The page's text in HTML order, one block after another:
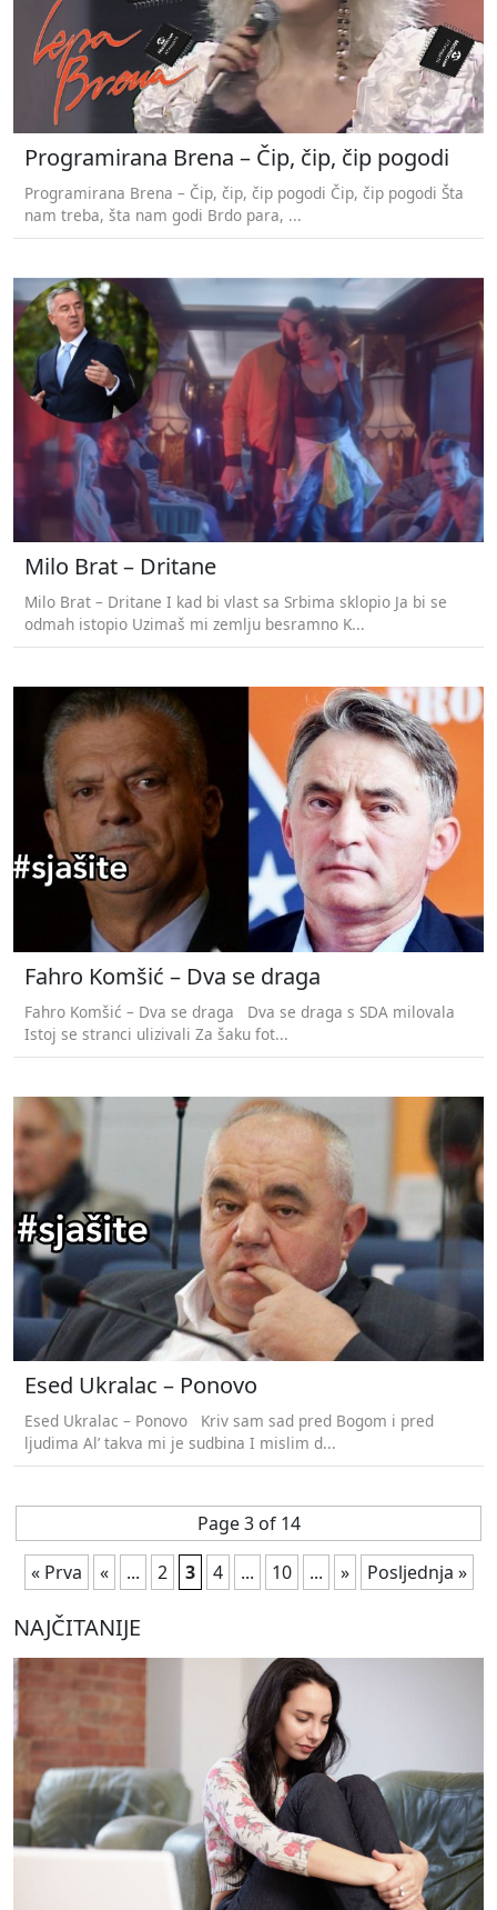
Programirana Brena – Čip, čip, čip pogodi
Programirana Brena – Čip, čip, čip pogodi Čip, čip pogodi Šta
nam treba, šta nam godi Brdo para, ...
Milo Brat – Dritane
Milo Brat – Dritane I kad bi vlast sa Srbima sklopio Ja bi se
odmah istopio Uzimaš mi zemlju besramno K...
Fahro Komšić – Dva se draga
Fahro Komšić – Dva se draga Dva se draga s SDA milovala
Istoj se stranci ulizivali Za šaku fot...
Esed Ukralac – Ponovo
Esed Ukralac – Ponovo Kriv sam sad pred Bogom i pred
ljudima Al’ takva mi je sudbina I mislim d...
Page 3 of 14
« Prva
« ... 2 3 4 ... 10 ... » Posljednja »
NAJČITANIJE